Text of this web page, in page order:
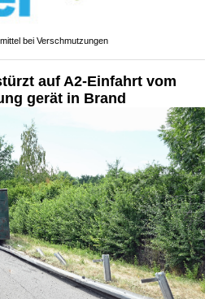
bei Verschmutzungen
auf A2-Einfahrt vom
gerät in Brand